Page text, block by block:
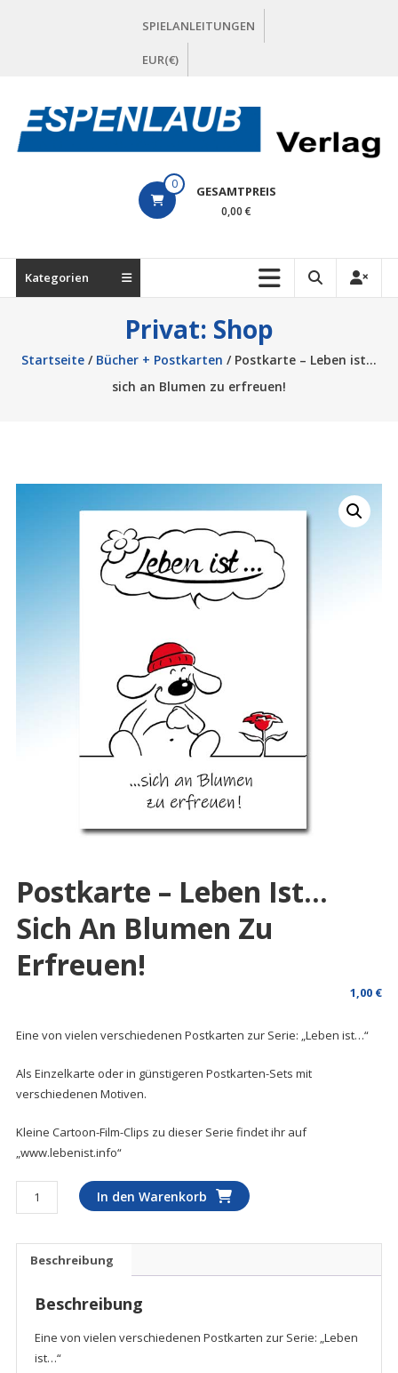
SPIELANLEITUNGEN
EUR(€)
ESPENLAUB
0 GESAMTPREIS
0,00 €
Kategorien
Privat: Shop
Startseite/ Bücher + Postkarten / Postkarte – Leben ist…
sich an Blumen zu erfreuen!
Postkarte – Leben Ist…
Sich An Blumen Zu
Erfreuen!
1,00 €
Eine von vielen verschiedenen Postkarten zur Serie: „Leben ist…“
Als Einzelkarte oder in günstigeren Postkarten-Sets mit
verschiedenen Motiven.
Kleine Cartoon-Film-Clips zu dieser Serie findet ihr auf
„www.lebenist.info“
Postkarte
-
Blumen
erfreuen!
In den Warenkorb
Beschreibung
Beschreibung
Eine von vielen verschiedenen Postkarten zur Serie: „Leben
ist…“